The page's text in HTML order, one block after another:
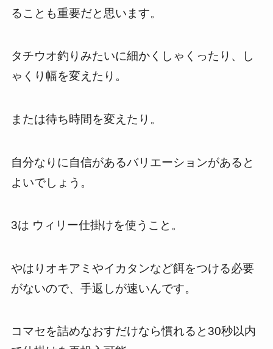
ることも重要だと思います。
タチウオ釣りみたいに細かくしゃくったり、し
ゃくり幅を変えたり。
または待ち時間を変えたり。
自分なりに自信があるバリエーションがあると
よいでしょう。
3は ウィリー仕掛けを使うこと。
やはりオキアミやイカタンなど餌をつける必要
がないので、手返しが速いんです。
コマセを詰めなおすだけなら慣れると30秒以内